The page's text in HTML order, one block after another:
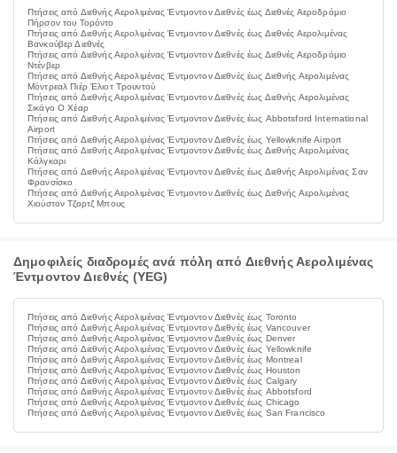
Πτήσεις από Διεθνής Αερολιμένας Έντμοντον Διεθνές έως Διεθνές Αεροδρόμιο
Πήρσον του Τορόντο
Πτήσεις από Διεθνής Αερολιμένας Έντμοντον Διεθνές έως Διεθνές Αερολιμένας
Βανκούβερ Διεθνές
Πτήσεις από Διεθνής Αερολιμένας Έντμοντον Διεθνές έως Διεθνές Αεροδρόμιο
Ντένβερ
Πτήσεις από Διεθνής Αερολιμένας Έντμοντον Διεθνές έως Διεθνής Αερολιμένας
Μόντρεαλ Πιέρ Έλιοτ Τρουντού
Πτήσεις από Διεθνής Αερολιμένας Έντμοντον Διεθνές έως Διεθνής Αερολιμένας
Σικάγο Ο Χέαρ
Πτήσεις από Διεθνής Αερολιμένας Έντμοντον Διεθνές έως Abbotsford International
Airport
Πτήσεις από Διεθνής Αερολιμένας Έντμοντον Διεθνές έως Yellowknife Airport
Πτήσεις από Διεθνής Αερολιμένας Έντμοντον Διεθνές έως Διεθνής Αερολιμένας
Κάλγκαρι
Πτήσεις από Διεθνής Αερολιμένας Έντμοντον Διεθνές έως Διεθνής Αερολιμένας Σαν
Φρανσίσκο
Πτήσεις από Διεθνής Αερολιμένας Έντμοντον Διεθνές έως Διεθνής Αερολιμένας
Χιούστον Τζορτζ Μπους
Δημοφιλείς διαδρομές ανά πόλη από Διεθνής Αερολιμένας
Έντμοντον Διεθνές (YEG)
Πτήσεις από Διεθνής Αερολιμένας Έντμοντον Διεθνές έως Toronto
Πτήσεις από Διεθνής Αερολιμένας Έντμοντον Διεθνές έως Vancouver
Πτήσεις από Διεθνής Αερολιμένας Έντμοντον Διεθνές έως Denver
Πτήσεις από Διεθνής Αερολιμένας Έντμοντον Διεθνές έως Yellowknife
Πτήσεις από Διεθνής Αερολιμένας Έντμοντον Διεθνές έως Montreal
Πτήσεις από Διεθνής Αερολιμένας Έντμοντον Διεθνές έως Houston
Πτήσεις από Διεθνής Αερολιμένας Έντμοντον Διεθνές έως Calgary
Πτήσεις από Διεθνής Αερολιμένας Έντμοντον Διεθνές έως Abbotsford
Πτήσεις από Διεθνής Αερολιμένας Έντμοντον Διεθνές έως Chicago
Πτήσεις από Διεθνής Αερολιμένας Έντμοντον Διεθνές έως San Francisco